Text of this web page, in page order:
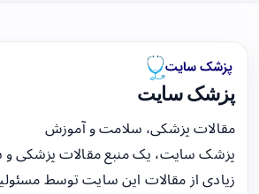
پزشک سایت
مقالات پزشکی، سلامت و آموزش
پزشک سایت، یک منبع مقالات
زیادی از مقالات این سایت توسط